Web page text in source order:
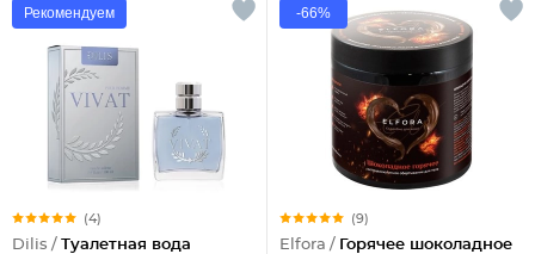
Рекомендуем
(4)
Dilis / Туалетная вода
-66%
(9)
Elfora / Горячее шоколадное